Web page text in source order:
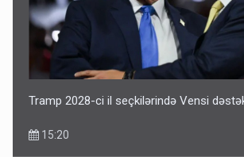
Tramp 2028-ci il seçkilərində Vensi
15:20